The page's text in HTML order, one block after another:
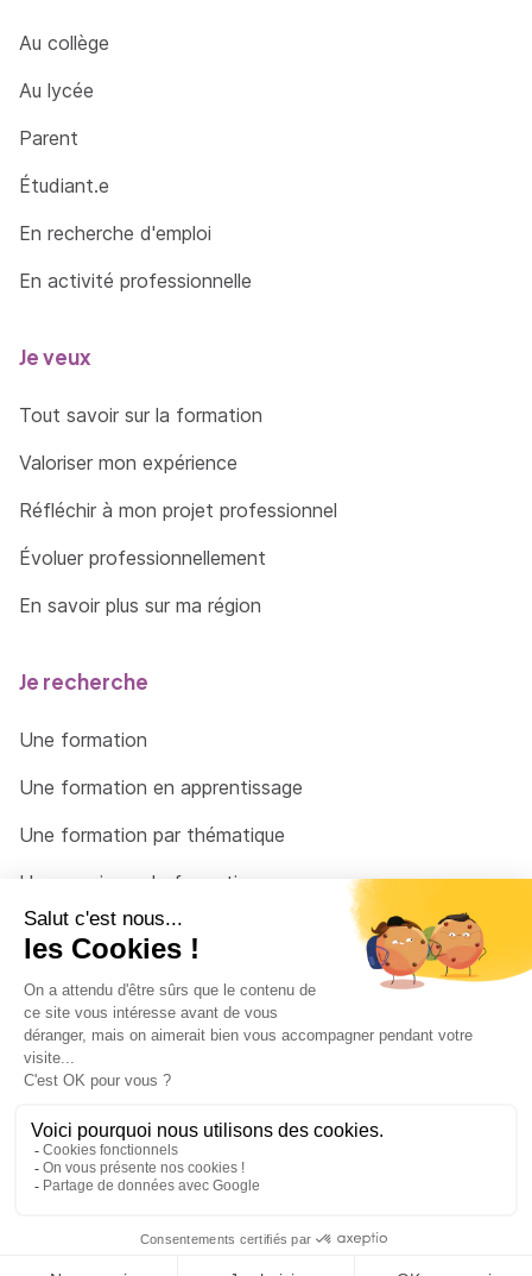
Au collège
Au lycée
Parent
Étudiant.e
En recherche d'emploi
En activité professionnelle
Je veux
Tout savoir sur la formation
Valoriser mon expérience
Réfléchir à mon projet professionnel
Évoluer professionnellement
En savoir plus sur ma région
Je recherche
Une formation
Une formation en apprentissage
Une formation par thématique
Un organisme de formation
Un conseiller
Une solution pour raccrocher
© 2026 - Côté Formations - par Via Compétences
Menu Pied de page
Mentions Légales
Politique de confidentialité